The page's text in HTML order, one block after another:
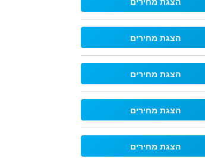
הצגת מחירים
הצגת מחירים
הצגת מחירים
הצגת מחירים